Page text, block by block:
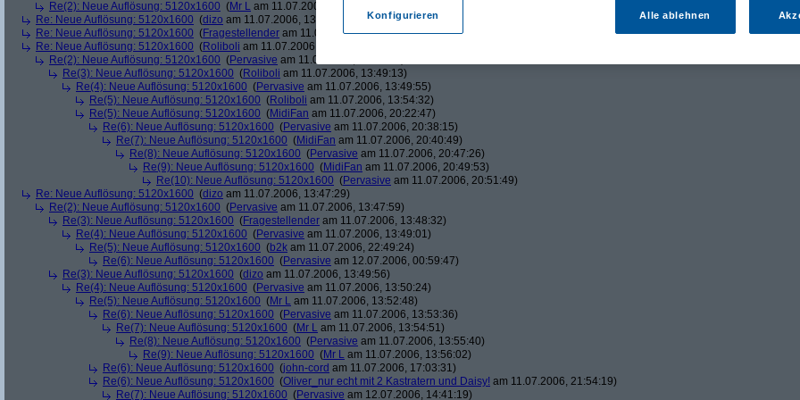
Re(2): Neue Auflösung: 5120x1600 (Mr L am 11.07.2006, 13:55:40)
Re: Neue Auflösung: 5120x1600 (dizo am 11.07.2006, 13:43:54)
Re: Neue Auflösung: 5120x1600 (Fragestellender am 11.07.2006, 13:46:11)
Re: Neue Auflösung: 5120x1600 (Roliboli am 11.07.2006, 13:47:18)
Re(2): Neue Auflösung: 5120x1600 (Pervasive am 11.07.2006, 13:47:45)
Re(3): Neue Auflösung: 5120x1600 (Roliboli am 11.07.2006, 13:49:13)
Re(4): Neue Auflösung: 5120x1600 (Pervasive am 11.07.2006, 13:49:55)
Re(5): Neue Auflösung: 5120x1600 (Roliboli am 11.07.2006, 13:54:32)
Re(5): Neue Auflösung: 5120x1600 (MidiFan am 11.07.2006, 20:22:47)
Re(6): Neue Auflösung: 5120x1600 (Pervasive am 11.07.2006, 20:38:15)
Re(7): Neue Auflösung: 5120x1600 (MidiFan am 11.07.2006, 20:40:49)
Re(8): Neue Auflösung: 5120x1600 (Pervasive am 11.07.2006, 20:47:26)
Re(9): Neue Auflösung: 5120x1600 (MidiFan am 11.07.2006, 20:49:53)
Re(10): Neue Auflösung: 5120x1600 (Pervasive am 11.07.2006, 20:51:49)
Re: Neue Auflösung: 5120x1600 (dizo am 11.07.2006, 13:47:29)
Re(2): Neue Auflösung: 5120x1600 (Pervasive am 11.07.2006, 13:47:59)
Re(3): Neue Auflösung: 5120x1600 (Fragestellender am 11.07.2006, 13:48:32)
Re(4): Neue Auflösung: 5120x1600 (Pervasive am 11.07.2006, 13:49:01)
Re(5): Neue Auflösung: 5120x1600 (b2k am 11.07.2006, 22:49:24)
Re(6): Neue Auflösung: 5120x1600 (Pervasive am 12.07.2006, 00:59:47)
Re(3): Neue Auflösung: 5120x1600 (dizo am 11.07.2006, 13:49:56)
Re(4): Neue Auflösung: 5120x1600 (Pervasive am 11.07.2006, 13:50:24)
Re(5): Neue Auflösung: 5120x1600 (Mr L am 11.07.2006, 13:52:48)
Re(6): Neue Auflösung: 5120x1600 (Pervasive am 11.07.2006, 13:53:36)
Re(7): Neue Auflösung: 5120x1600 (Mr L am 11.07.2006, 13:54:51)
Re(8): Neue Auflösung: 5120x1600 (Pervasive am 11.07.2006, 13:55:40)
Re(9): Neue Auflösung: 5120x1600 (Mr L am 11.07.2006, 13:56:02)
Re(6): Neue Auflösung: 5120x1600 (john-cord am 11.07.2006, 17:03:31)
Re(6): Neue Auflösung: 5120x1600 (Oliver_nur echt mit 2 Kastratern und Daisy! am 11.07.2006, 21:54:19)
Re(7): Neue Auflösung: 5120x1600 (Pervasive am 12.07.2006, 14:41:19)
Konfigurieren Alle ablehnen